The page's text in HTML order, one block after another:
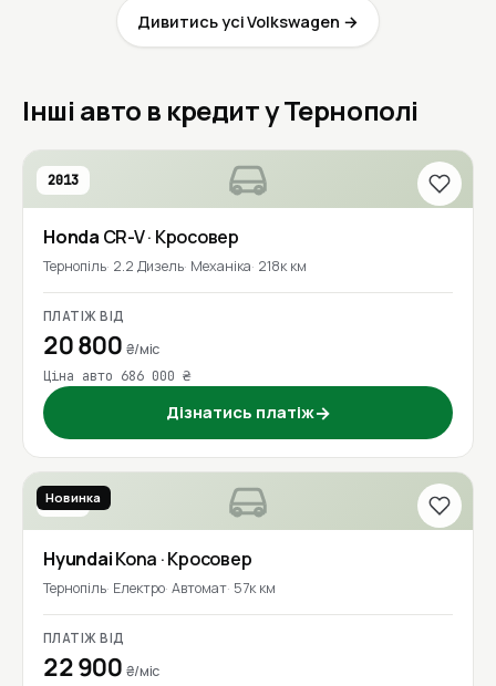
Дивитись усі Volkswagen →
Інші авто в кредит у Тернополі
2013
Honda CR-V· Кросовер
Тернопіль 2.2 Дизель Механіка 218к км
ПЛАТІЖ ВІД
20 800 ₴/міс
Ціна авто 686 000 ₴
Дізнатись платіж→
2020
Новинка
HyundaiKona · Кросовер
Тернопіль Електро Автомат 57к км
ПЛАТІЖ ВІД
22 900 ₴/міс